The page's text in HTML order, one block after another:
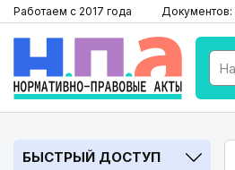
Работаем с 2017 года Документов:
БЫСТРЫЙ ДОСТУП